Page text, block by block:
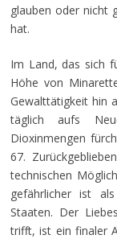
glauben oder nicht
hat.
Im Land, das sich
Höhe von
Gewalttätigkeit hin
täglich aufs
Dioxinmengen
67.
technischen
gefährlicher ist
Staaten. Der
trifft, ist ein finaler